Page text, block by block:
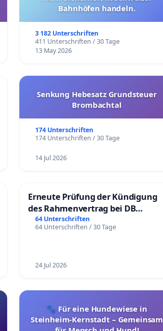
Bahnhöfen handeln.
3 182 Unterschriften
411 Unterschriften / 30 Tage
13 May 2026
Senkung Hebesatz Grundsteuer
Brombachtal
174 Unterschriften
174 Unterschriften / 30 Tage
14 Jul 2026
Erneute Prüfung der Kündigung
des Rahmenvertrag bei DB
Fahrwegdienste Gmbh
64 Unterschriften
64 Unterschriften / 30 Tage
24 Jul 2026
🐾 Für eine Hundewiese in
Steinheim-Kernstadt – Gemeinsam